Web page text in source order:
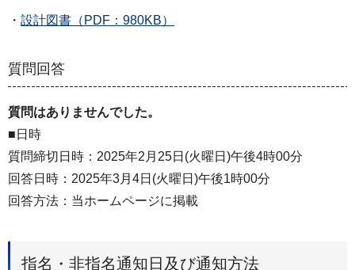
・ 設計図書（PDF：980KB）
質問回答
質問はありませんでした。
■日時
質問締切日時：2025年2月25日(火曜日)午後4時00分
回答日時：2025年3月4日(火曜日)午後1時00分
回答方法：当ホームページに掲載
指名・非指名通知日及び通知方法